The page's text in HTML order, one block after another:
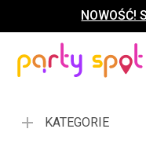
to
content
NOWOŚĆ!
Koszyk
KATEGORIE